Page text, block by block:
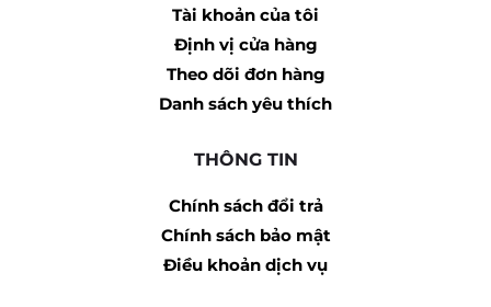
Tài khoản của tôi
Định vị cửa hàng
Theo dõi đơn hàng
Danh sách yêu thích
THÔNG TIN
Chính sách đổi trả
Chính sách bảo mật
Điều khoản dịch vụ